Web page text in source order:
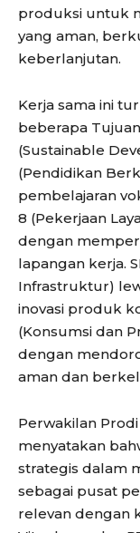
produksi untuk
yang aman,
keberlanjutan.
Kerja sama ini
beberapa
(Sustainable
(Pendidikan
pembelajaran
8 (Pekerjaan
dengan
lapangan kerja.
Infrastruktur)
inovasi produk
(Konsumsi dan
dengan
aman dan
Perwakilan
menyatakan
strategis dalam
sebagai pusat
relevan dengan